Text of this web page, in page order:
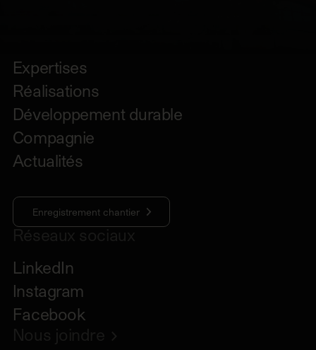
Expertises
Réalisations
Développement durable
Compagnie
Actualités
Enregistrement chantier
LinkedIn
Instagram
Facebook